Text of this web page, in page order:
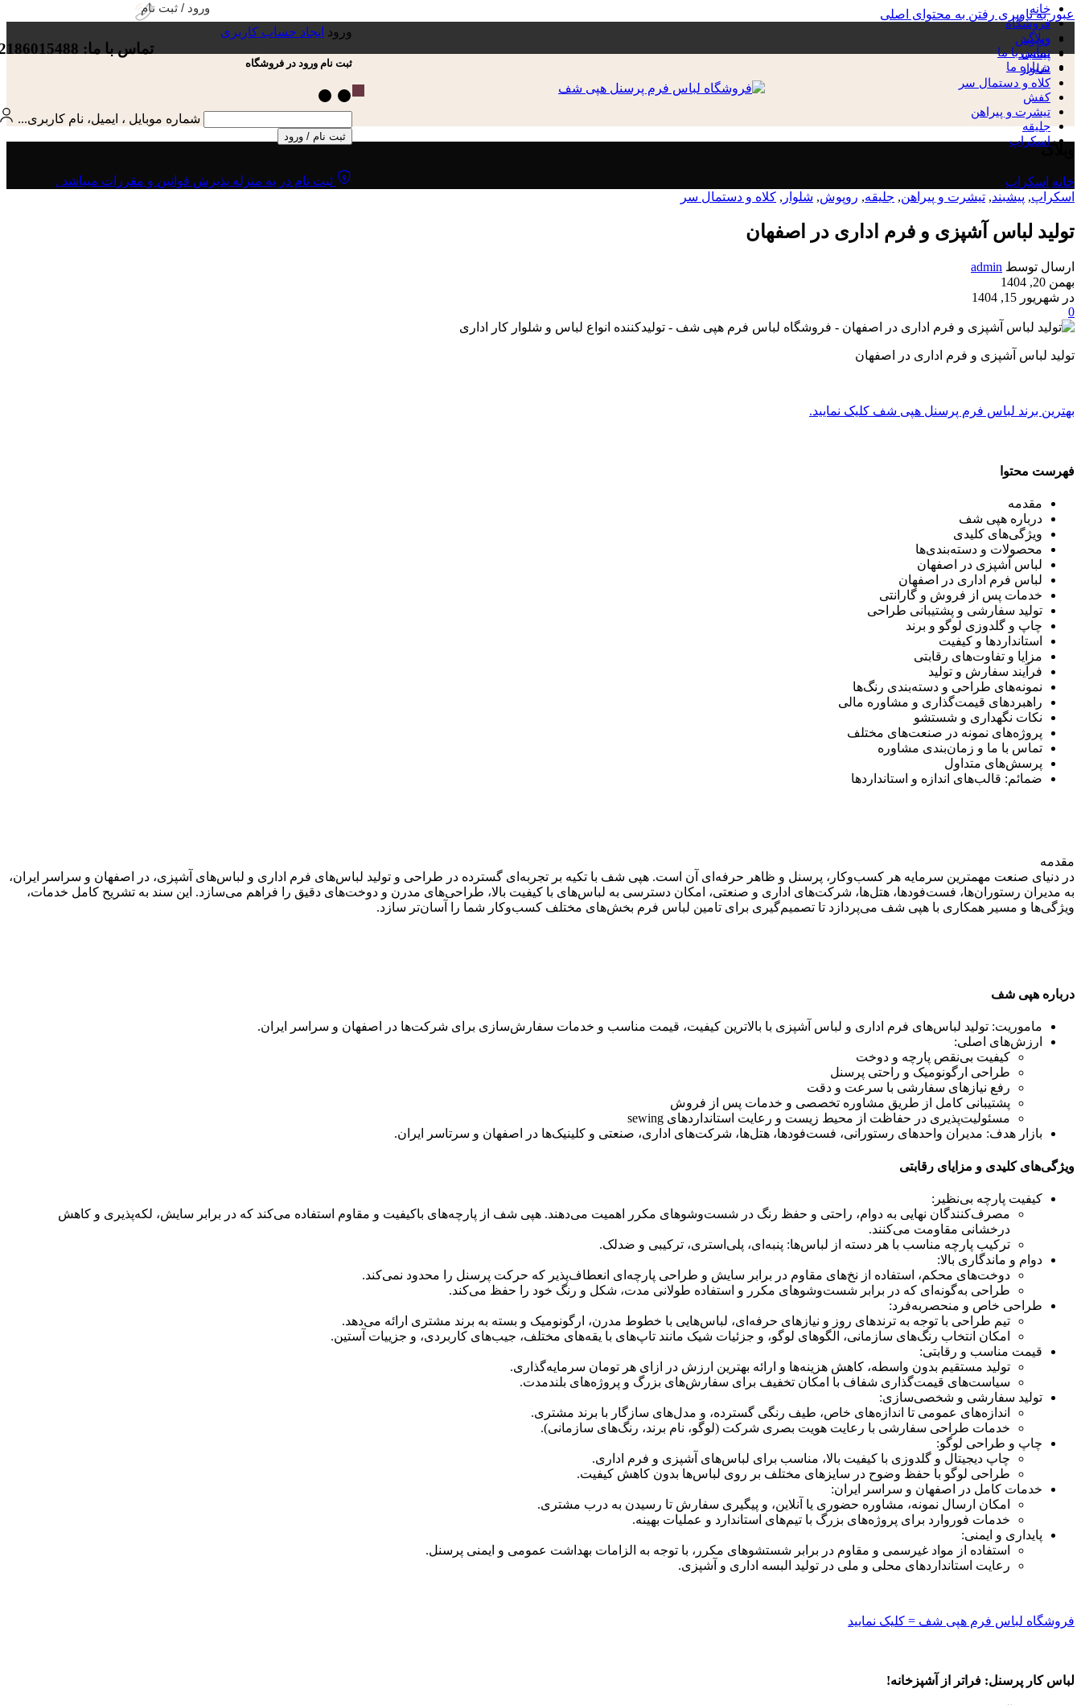
عبور به ناوبری رفتن به محتوای اصلی
خانه
فروشگاه
وبلاگ
تماس با ما
درباره ما
تماس با ما: 02186015488
روپوش
پیشبند
شلوار
کلاه و دستمال سر
کفش
تیشرت و پیراهن
جلیقه
اسکراپ
ورود / ثبت نام
ورود
ایجاد حساب کاربری
ثبت نام ورود در فروشگاه
شماره موبایل ، ایمیل، نام کاربری...
ثبت نام / ورود
ثبت نام در به منزله پذیرش قوانین و مقررات میباشد .
وبلاگ
خانه اسکراپ
اسکراپ, پیشبند, تیشرت و پیراهن, جلیقه, روپوش, شلوار , کلاه و دستمال سر
تولید لباس آشپزی و فرم اداری در اصفهان
ارسال توسط admin
بهمن 20, 1404
در شهریور 15, 1404
0
تولید لباس آشپزی و فرم اداری در اصفهان
بهترین برند لباس فرم پرسنل هپی شف کلیک نمایید.
فهرست محتوا
مقدمه
درباره هپی شف
ویژگی‌های کلیدی
محصولات و دسته‌بندی‌ها
لباس آشپزی در اصفهان
لباس فرم اداری در اصفهان
خدمات پس از فروش و گارانتی
تولید سفارشی و پشتیبانی طراحی
چاپ و گلدوزی لوگو و برند
استانداردها و کیفیت
مزایا و تفاوت‌های رقابتی
فرآیند سفارش و تولید
نمونه‌های طراحی و دسته‌بندی رنگ‌ها
راهبرد‌های قیمت‌گذاری و مشاوره مالی
نکات نگهداری و شستشو
پروژه‌های نمونه در صنعت‌های مختلف
تماس با ما و زمان‌بندی مشاوره
پرسش‌های متداول
ضمائم: قالب‌های اندازه و استانداردها
مقدمه
در دنیای صنعت مهمترین سرمایه هر کسب‌وکار، پرسنل و ظاهر حرفه‌ای آن است. هپی شف با تکیه بر تجربه‌ای گسترده در طراحی و تولید لباس‌های فرم اداری و لباس‌های آشپزی، در اصفهان و سراسر ایران،
به مدیران رستوران‌ها، فست‌فودها، هتل‌ها، شرکت‌های اداری و صنعتی، امکان دسترسی به لباس‌های با کیفیت بالا، طراحی‌های مدرن و دوخت‌های دقیق را فراهم می‌سازد. این سند به تشریح کامل خدمات،
ویژگی‌ها و مسیر همکاری با هپی شف می‌پردازد تا تصمیم‌گیری برای تامین لباس فرم بخش‌های مختلف کسب‌وکار شما را آسان‌تر سازد.
درباره هپی شف
ماموریت: تولید لباس‌های فرم اداری و لباس آشپزی با بالاترین کیفیت، قیمت مناسب و خدمات سفارش‌سازی برای شرکت‌ها در اصفهان و سراسر ایران.
ارزش‌های اصلی:
کیفیت بی‌نقص پارچه و دوخت
طراحی ارگونومیک و راحتی پرسنل
رفع نیازهای سفارشی با سرعت و دقت
پشتیبانی کامل از طریق مشاوره تخصصی و خدمات پس از فروش
مسئولیت‌پذیری در حفاظت از محیط زیست و رعایت استانداردهای sewing
بازار هدف: مدیران واحدهای رستورانی، فست‌فودها، هتل‌ها، شرکت‌های اداری، صنعتی و کلینیک‌ها در اصفهان و سرتاسر ایران.
ویژگی‌های کلیدی و مزایای رقابتی
کیفیت پارچه بی‌نظیر:
مصرف‌کنندگان نهایی به دوام، راحتی و حفظ رنگ در شست‌وشوهای مکرر اهمیت می‌دهند. هپی شف از پارچه‌های باکیفیت و مقاوم استفاده می‌کند که در برابر سایش، لکه‌پذیری و کاهش
درخشانی مقاومت می‌کنند.
ترکیب پارچه مناسب با هر دسته از لباس‌ها: پنبه‌ای، پلی‌استری، ترکیبی و ضدلک.
دوام و ماندگاری بالا:
دوخت‌های محکم، استفاده از نخ‌های مقاوم در برابر سایش و طراحی پارچه‌ای انعطاف‌پذیر که حرکت پرسنل را محدود نمی‌کند.
طراحی به‌گونه‌ای که در برابر شست‌وشوهای مکرر و استفاده طولانی مدت، شکل و رنگ خود را حفظ می‌کند.
طراحی خاص و منحصربه‌فرد:
تیم طراحی با توجه به ترندهای روز و نیازهای حرفه‌ای، لباس‌هایی با خطوط مدرن، ارگونومیک و بسته به برند مشتری ارائه می‌دهد.
امکان انتخاب رنگ‌های سازمانی، الگوهای لوگو، و جزئیات شیک مانند تاپ‌های با یقه‌های مختلف، جیب‌های کاربردی، و جزییات آستین.
قیمت مناسب و رقابتی:
تولید مستقیم بدون واسطه، کاهش هزینه‌ها و ارائه بهترین ارزش در ازای هر تومان سرمایه‌گذاری.
سیاست‌های قیمت‌گذاری شفاف با امکان تخفیف برای سفارش‌های بزرگ و پروژه‌های بلندمدت.
تولید سفارشی و شخصی‌سازی:
اندازه‌های عمومی تا اندازه‌های خاص، طیف رنگی گسترده، و مدل‌های سازگار با برند مشتری.
خدمات طراحی سفارشی با رعایت هویت بصری شرکت (لوگو، نام برند، رنگ‌های سازمانی).
چاپ و طراحی لوگو:
چاپ دیجیتال و گلدوزی با کیفیت بالا، مناسب برای لباس‌های آشپزی و فرم اداری.
طراحی لوگو با حفظ وضوح در سایزهای مختلف بر روی لباس‌ها بدون کاهش کیفیت.
خدمات کامل در اصفهان و سراسر ایران:
امکان ارسال نمونه، مشاوره حضوری یا آنلاین، و پیگیری سفارش تا رسیدن به درب مشتری.
خدمات فوروارد برای پروژه‌های بزرگ با تیم‌های استاندارد و عملیات بهینه.
پایداری و ایمنی:
استفاده از مواد غیرسمی و مقاوم در برابر شستشوهای مکرر، با توجه به الزامات بهداشت عمومی و ایمنی پرسنل.
رعایت استانداردهای محلی و ملی در تولید البسه اداری و آشپزی.
فروشگاه لباس فرم هپی شف = کلیک نمایید
لباس کار پرسنل: فراتر از آشپزخانه!